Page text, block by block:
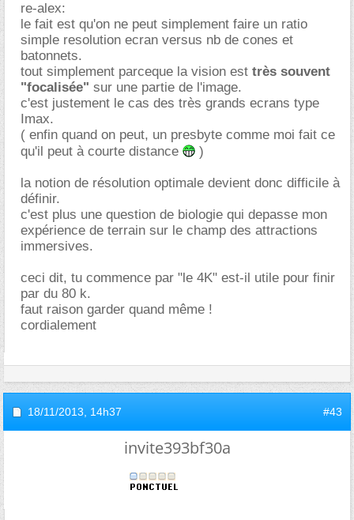
re-alex:
le fait est qu'on ne peut simplement faire un ratio
simple resolution ecran versus nb de cones et
batonnets.
tout simplement parceque la vision est très souvent
"focalisée" sur une partie de l'image.
c'est justement le cas des très grands ecrans type
Imax.
( enfin quand on peut, un presbyte comme moi fait ce
qu'il peut à courte distance
)
la notion de résolution optimale devient donc difficile à
définir.
c'est plus une question de biologie qui depasse mon
expérience de terrain sur le champ des attractions
immersives.
ceci dit, tu commence par "le 4K" est-il utile pour finir
par du 80 k.
faut raison garder quand même !
cordialement
18/11/2013, 14h37 #43
invite393bf30a